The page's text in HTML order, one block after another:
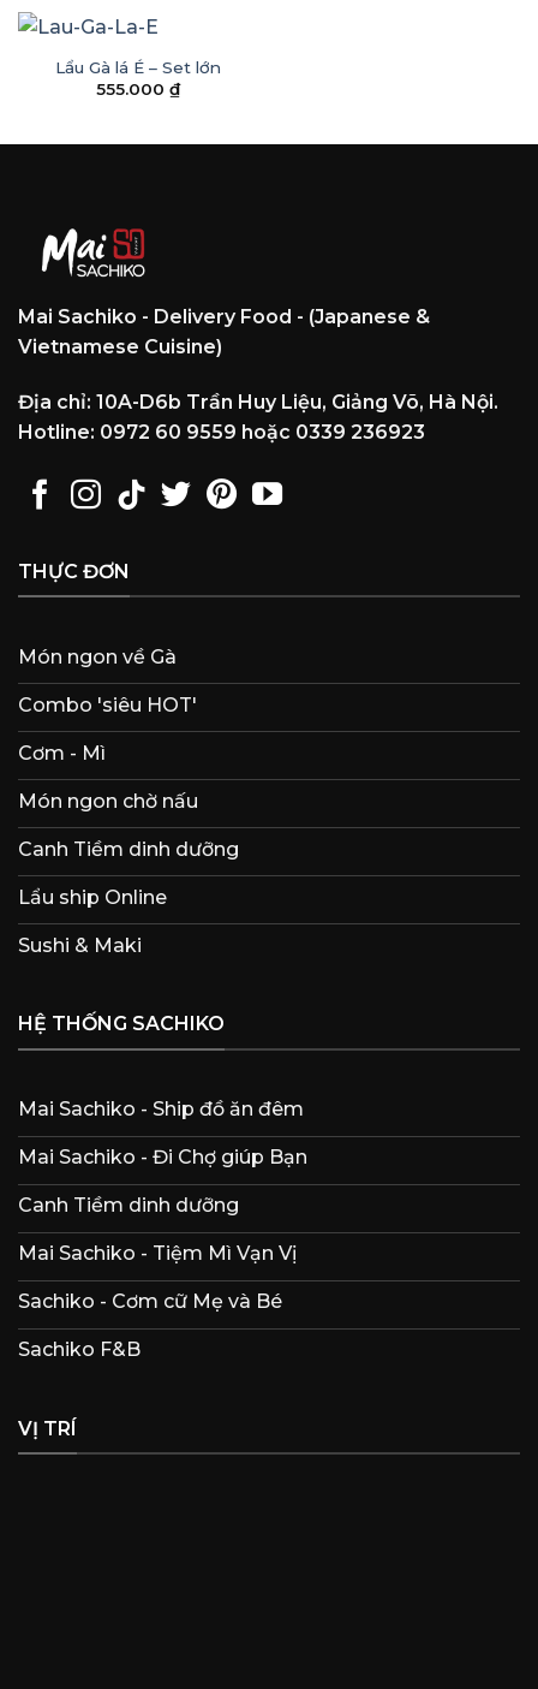
Lẩu Gà lá É – Set lớn
555.000 ₫
Mai Sachiko - Delivery Food - (Japanese &
Vietnamese Cuisine)
Địa chỉ: 10A-D6b Trần Huy Liệu, Giảng Võ, Hà Nội.
Hotline: 0972 60 9559 hoặc 0339 236923
THỰC ĐƠN
Món ngon về Gà
Combo 'siêu HOT'
Cơm - Mì
Món ngon chờ nấu
Canh Tiềm dinh dưỡng
Lẩu ship Online
Sushi & Maki
HỆ THỐNG SACHIKO
Mai Sachiko - Ship đồ ăn đêm
Mai Sachiko - Đi Chợ giúp Bạn
Canh Tiềm dinh dưỡng
Mai Sachiko - Tiệm Mì Vạn Vị
Sachiko - Cơm cữ Mẹ và Bé
Sachiko F&B
VỊ TRÍ